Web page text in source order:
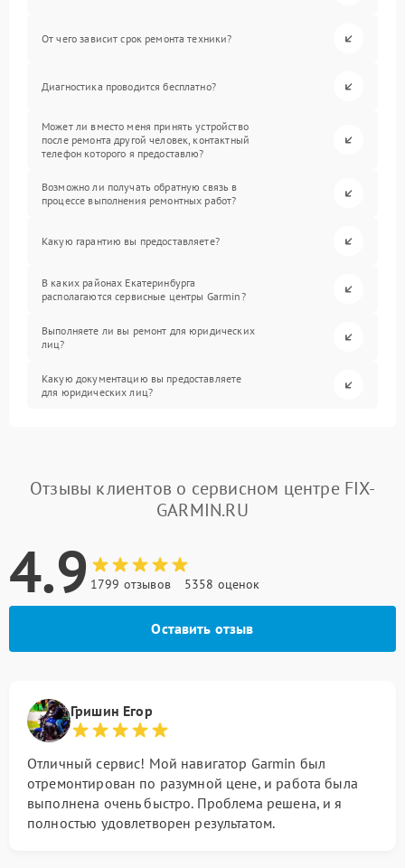
От чего зависит срок ремонта техники?
Диагностика проводится бесплатно?
Может ли вместо меня принять устройство
после ремонта другой человек, контактный
телефон которого я предоставлю?
Возможно ли получать обратную связь в
процессе выполнения ремонтных работ?
Какую гарантию вы предоставляете?
В каких районах Екатеринбурга
располагаются сервисные центры Garmin?
Выполняете ли вы ремонт для юридических
лиц?
Какую документацию вы предоставляете
для юридических лиц?
Отзывы клиентов о сервисном центре FIX-
GARMIN.RU
4.9 1799 отзывов 5358 оценок
Оставить отзыв
Гришин Егор
Отличный сервис! Мой навигатор Garmin был
отремонтирован по разумной цене, и работа была
выполнена очень быстро. Проблема решена, и я
полностью удовлетворен результатом.